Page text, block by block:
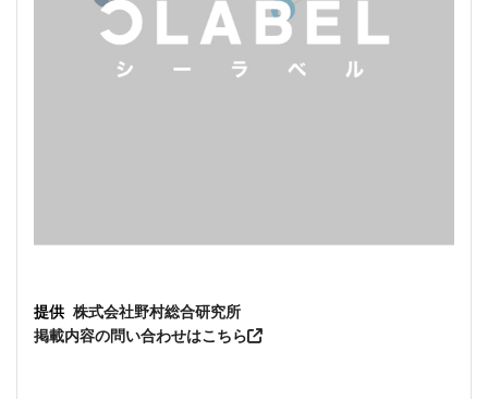
提供 株式会社野村総合研究所
掲載内容の問い合わせはこちら